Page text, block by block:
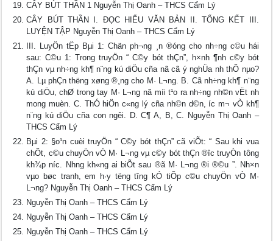
CÂY BÚT THẦN 1 Nguyễn Thị Oanh – THCS Cẩm Lý
CÂY BÚT THẦN I. ĐỌC HIỂU VĂN BẢN II. TỔNG KẾT III.
LUYỆN TẬP Nguyễn Thị Oanh – THCS Cẩm Lý
III. LuyÖn tËp Bµi 1: Chän ph¬ng ¸n ®óng cho nh÷ng c©u hái
sau: C©u 1: Trong truyÖn “ C©y bót thÇn”, h×nh ¶nh c©y bót
thÇn vµ nh÷ng kh¶ n¨ng kú diÖu cña nã cã ý nghÜa nh thÕ nµo?
A. Lµ phÇn thëng xøng ®¸ng cho M· L¬ng. B. Cã nh÷ng kh¶ n¨ng
kú diÖu, chØ trong tay M· L¬ng nã míi t¹o ra nh÷ng nh©n vËt nh
mong muèn. C. ThÓ hiÖn c«ng lý cña nh©n d©n, íc m¬ vÒ kh¶
n¨ng kú diÖu cña con ngêi. D. C¶ A, B, C. Nguyễn Thị Oanh –
THCS Cẩm Lý
Bµi 2: §o¹n cuèi truyÖn “ C©y bót thÇn” cã viÕt: “ Sau khi vua
chÕt, c©u chuyÖn vÒ M· L¬ng vµ c©y bót thÇn ®îc truyÒn tông
kh¾p níc. Nhng kh«ng ai biÕt sau ®ã M· L¬ng ®i ®©u ”. Nh×n
vµo bøc tranh, em h·y tëng tîng kÓ tiÕp c©u chuyÖn vÒ M·
L¬ng? Nguyễn Thị Oanh – THCS Cẩm Lý
Nguyễn Thị Oanh – THCS Cẩm Lý
Nguyễn Thị Oanh – THCS Cẩm Lý
Nguyễn Thị Oanh – THCS Cẩm Lý